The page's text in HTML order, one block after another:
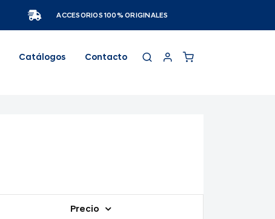
ACCESORIOS 100% ORIGINALES
Catálogos Contacto
Precio